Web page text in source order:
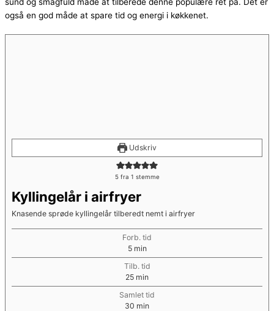
også en god måde at spare tid og energi i køkkenet.
Udskriv
5fra 1 stemme
Kyllingelår i airfryer
Knasende sprøde kyllingelår tilberedt nemt i airfryer
Forb. tid
5minutter
min
Tilb. tid
25minutter
min
Samlet tid
30 minutter
min